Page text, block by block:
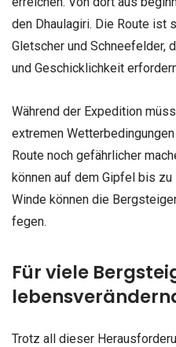
den Dhaulagiri. Die Route ist
Gletscher und Schneefelder,
und Geschicklichkeit
Während der Expedition
extremen
Route noch gefährlicher
können auf dem Gipfel bis
Winde können die
fegen.
Für viele
Trotz all dieser